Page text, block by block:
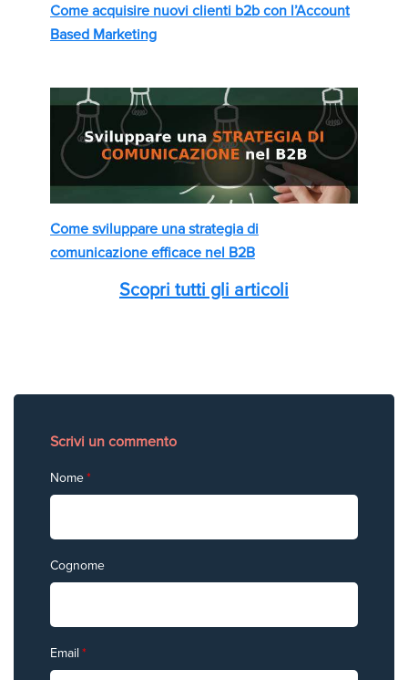
Come acquisire nuovi clienti b2b con l’Account
Based Marketing
Come sviluppare una strategia di
comunicazione efficace nel B2B
Scopri tutti gli articoli
Scrivi un commento
Nome*
Cognome
Email *